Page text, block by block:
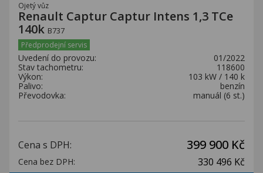
Ojetý vůz
Renault Captur Captur Intens 1,3 TCe
140k B737
Předprodejní servis
Uvedení do provozu:
01/2022
Stav tachometru:
118600
Výkon:
103 kW / 140 k
Palivo:
benzín
Převodovka:
manuál (6 st.)
Cena s DPH: 399 900 Kč
Cena bez DPH: 330 496 Kč